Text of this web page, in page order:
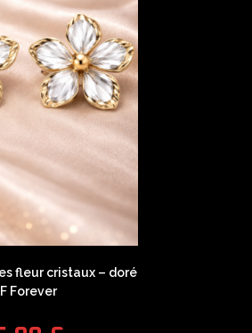
fleur cristaux – doré
Forever